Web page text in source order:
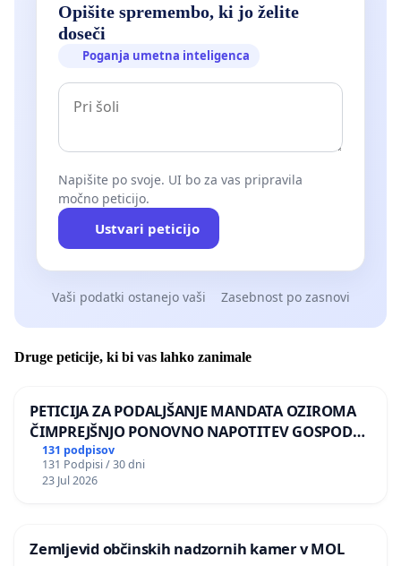
Opišite spremembo, ki jo želite
doseči
Poganja umetna inteligenca
Napišite po svoje. UI bo za vas pripravila
močno peticijo.
Ustvari peticijo
Vaši podatki ostanejo vaši Zasebnost po zasnovi
Druge peticije, ki bi vas lahko zanimale
PETICIJA ZA PODALJŠANJE MANDATA OZIROMA
ČIMPREJŠNJO PONOVNO NAPOTITEV GOSPODA
BERNARDA ŠRAJNERJA NA VELEPOSLANIŠTVO
REPUBLIKE SLOVENIJE V MOSKVI
131 podpisov
131 Podpisi / 30 dni
23 Jul 2026
Zemljevid občinskih nadzornih kamer v MOL